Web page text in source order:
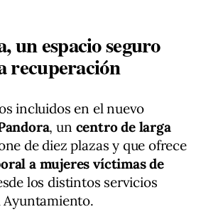
un espacio seguro
recuperación
incluidos en el nuevo
, un centro de larga
de diez plazas y que ofrece
a mujeres víctimas de
los distintos servicios
Ayuntamiento.